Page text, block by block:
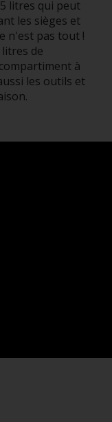
litres qui peut
les sièges et
n'est pas tout !
de
à
les outils et